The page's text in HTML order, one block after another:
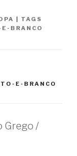
TAGS
BRANCO
E-BRANCO
Grego /